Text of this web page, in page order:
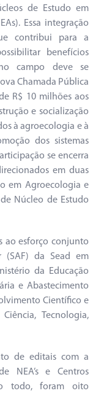
de Estudo em
Essa integração
contribui para a
benefícios
campo deve se
Chamada Pública
R$ 10 milhões aos
e socialização
à agroecologia e à
dos sistemas
se encerra
em duas
em Agroecologia e
Núcleo de Estudo
ao esforço conjunto
(SAF) da Sead em
da Educação
e Abastecimento
Científico e
Tecnologia,
de editais com a
NEA’s e Centros
todo, foram oito